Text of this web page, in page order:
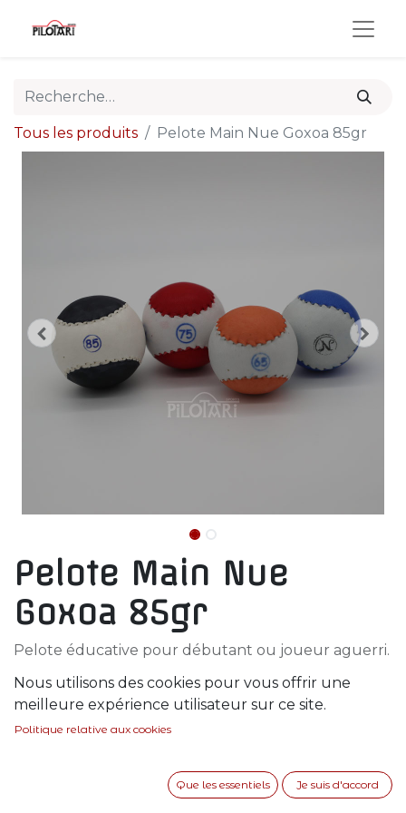
Tous les produits Pelote Main Nue Goxoa 85gr
Pelote Main Nue
Goxoa 85gr
Pelote éducative pour débutant ou joueur aguerri.
36,00€
AJOUTER AU PANIER
Nous utilisons des cookies pour vous offrir une
meilleure expérience utilisateur sur ce site.
Politique relative aux cookies
Que les essentiels Je suis d'accord